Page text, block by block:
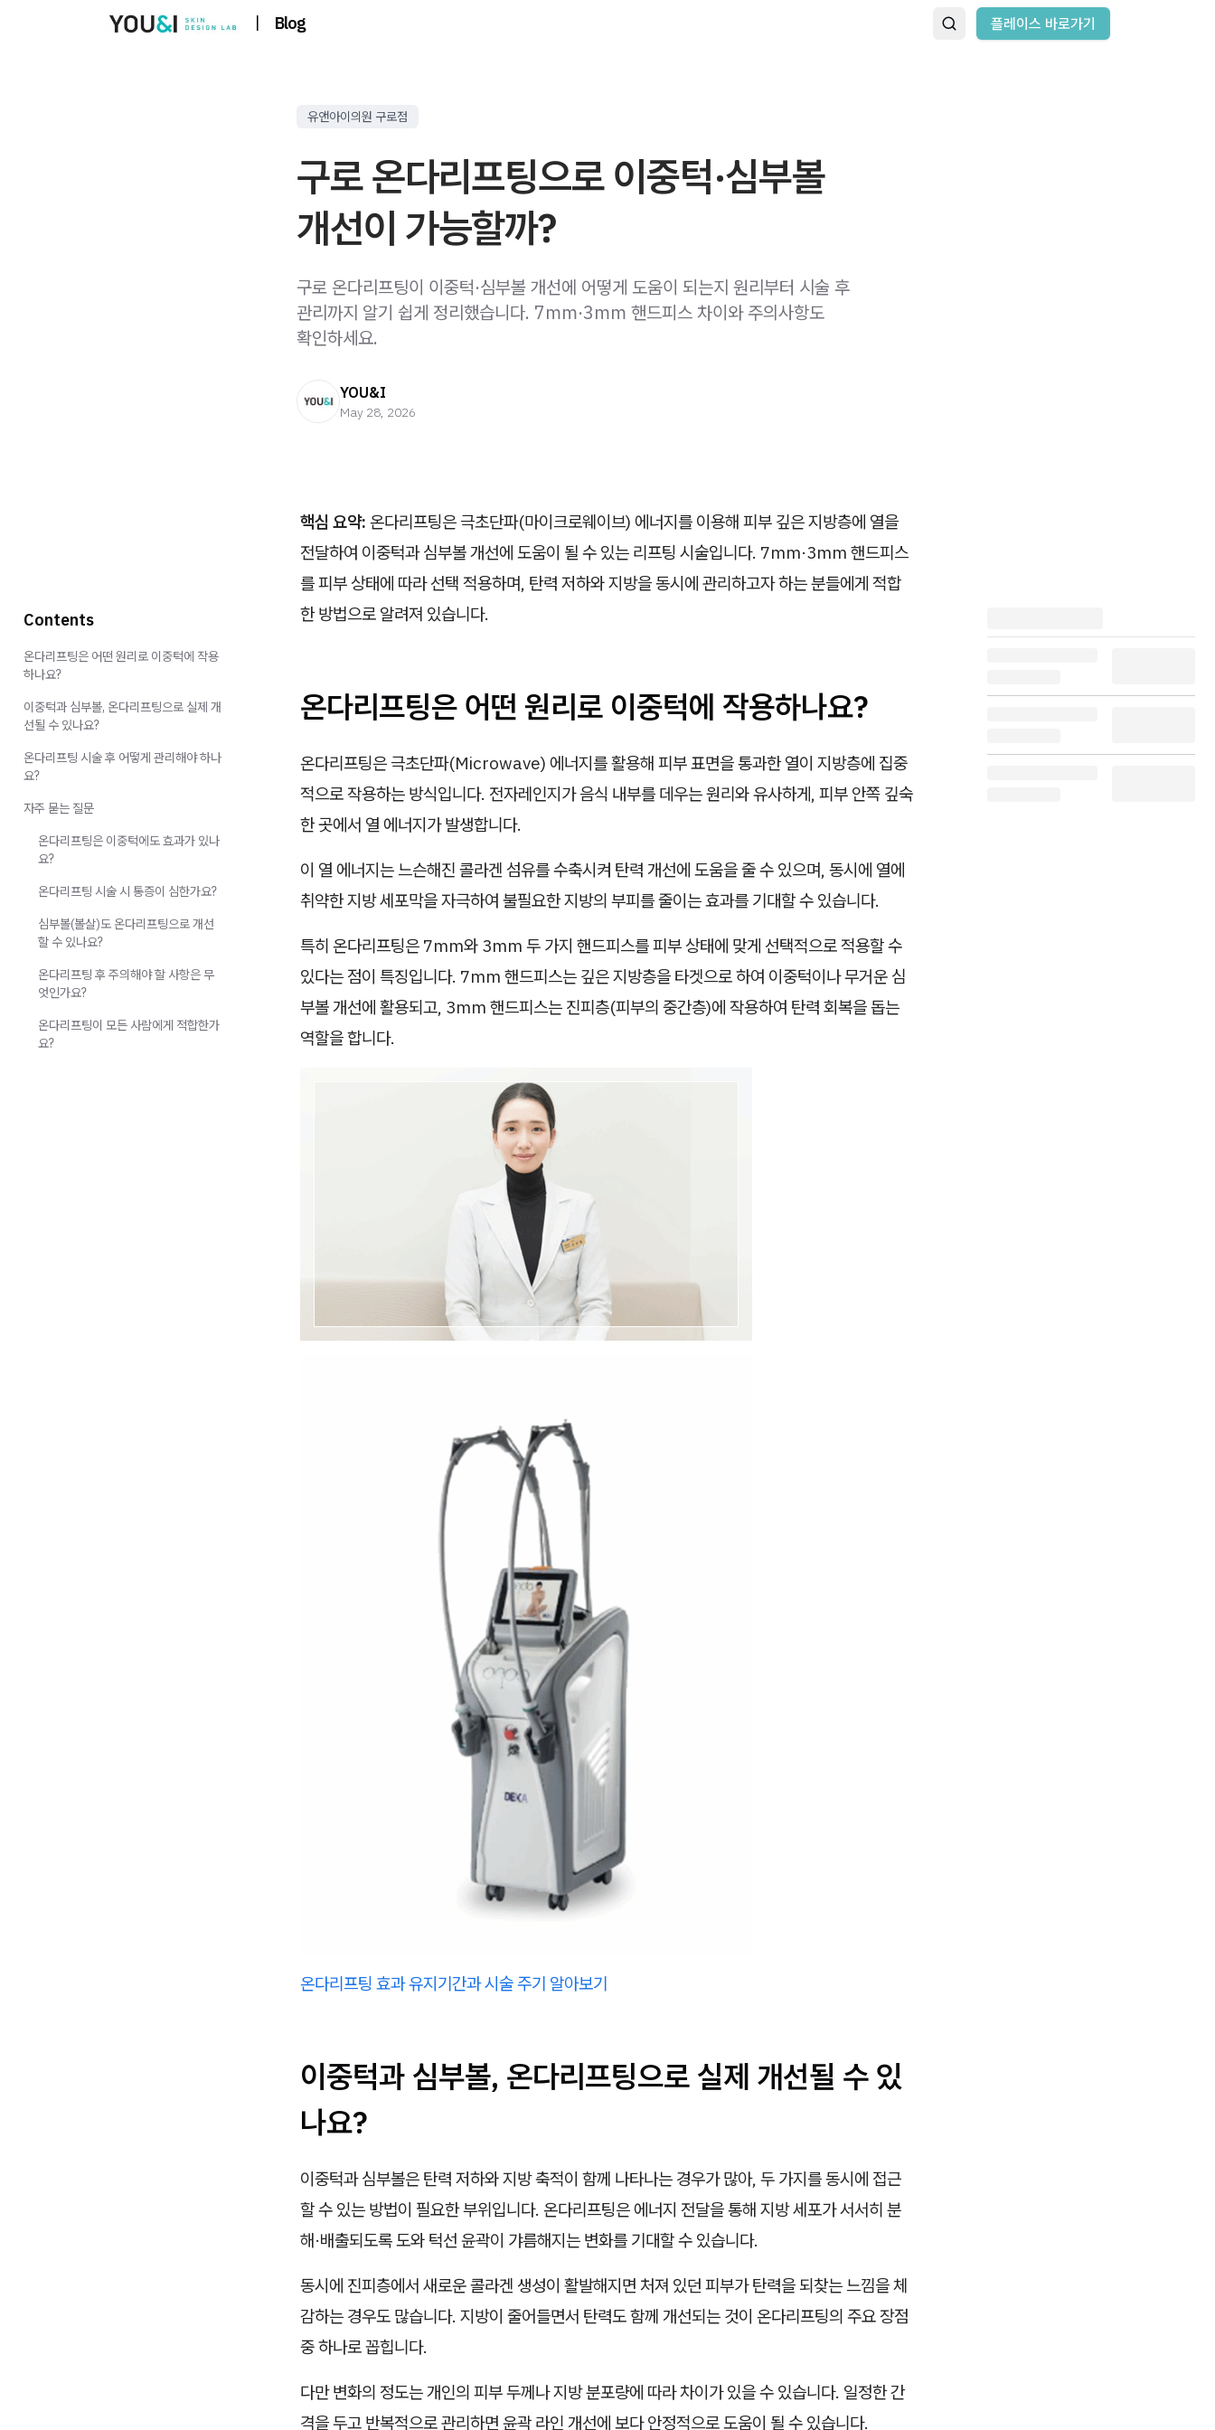
| Blog 플레이스 바로가기
유앤아이의원 구로점
구로 온다리프팅으로 이중턱·심부볼
개선이 가능할까?
구로 온다리프팅이 이중턱·심부볼 개선에 어떻게 도움이 되는지 원리부터 시술 후
관리까지 알기 쉽게 정리했습니다. 7mm·3mm 핸드피스 차이와 주의사항도
확인하세요.
YOU&I
May 28, 2026
핵심 요약: 온다리프팅은 극초단파(마이크로웨이브) 에너지를 이용해 피부 깊은 지방층에 열을
전달하여 이중턱과 심부볼 개선에 도움이 될 수 있는 리프팅 시술입니다. 7mm·3mm 핸드피스
를 피부 상태에 따라 선택 적용하며, 탄력 저하와 지방을 동시에 관리하고자 하는 분들에게 적합
한 방법으로 알려져 있습니다.
온다리프팅은 어떤 원리로 이중턱에 작용하나요?
온다리프팅은 극초단파(Microwave) 에너지를 활용해 피부 표면을 통과한 열이 지방층에 집중
적으로 작용하는 방식입니다. 전자레인지가 음식 내부를 데우는 원리와 유사하게, 피부 안쪽 깊숙
한 곳에서 열 에너지가 발생합니다.
이 열 에너지는 느슨해진 콜라겐 섬유를 수축시켜 탄력 개선에 도움을 줄 수 있으며, 동시에 열에
취약한 지방 세포막을 자극하여 불필요한 지방의 부피를 줄이는 효과를 기대할 수 있습니다.
특히 온다리프팅은 7mm와 3mm 두 가지 핸드피스를 피부 상태에 맞게 선택적으로 적용할 수
있다는 점이 특징입니다. 7mm 핸드피스는 깊은 지방층을 타겟으로 하여 이중턱이나 무거운 심
부볼 개선에 활용되고, 3mm 핸드피스는 진피층(피부의 중간층)에 작용하여 탄력 회복을 돕는
역할을 합니다.
온다리프팅 효과 유지기간과 시술 주기 알아보기
이중턱과 심부볼, 온다리프팅으로 실제 개선될 수 있
나요?
이중턱과 심부볼은 탄력 저하와 지방 축적이 함께 나타나는 경우가 많아, 두 가지를 동시에 접근
할 수 있는 방법이 필요한 부위입니다. 온다리프팅은 에너지 전달을 통해 지방 세포가 서서히 분
해·배출되도록 도와 턱선 윤곽이 갸름해지는 변화를 기대할 수 있습니다.
동시에 진피층에서 새로운 콜라겐 생성이 활발해지면 처져 있던 피부가 탄력을 되찾는 느낌을 체
감하는 경우도 많습니다. 지방이 줄어들면서 탄력도 함께 개선되는 것이 온다리프팅의 주요 장점
중 하나로 꼽힙니다.
다만 변화의 정도는 개인의 피부 두께나 지방 분포량에 따라 차이가 있을 수 있습니다. 일정한 간
격을 두고 반복적으로 관리하면 윤곽 라인 개선에 보다 안정적으로 도움이 될 수 있습니다.
Contents
온다리프팅은 어떤 원리로 이중턱에 작용
하나요?
이중턱과 심부볼, 온다리프팅으로 실제 개
선될 수 있나요?
온다리프팅 시술 후 어떻게 관리해야 하나
요?
자주 묻는 질문
온다리프팅은 이중턱에도 효과가 있나
요?
온다리프팅 시술 시 통증이 심한가요?
심부볼(볼살)도 온다리프팅으로 개선
할 수 있나요?
온다리프팅 후 주의해야 할 사항은 무
엇인가요?
온다리프팅이 모든 사람에게 적합한가
요?